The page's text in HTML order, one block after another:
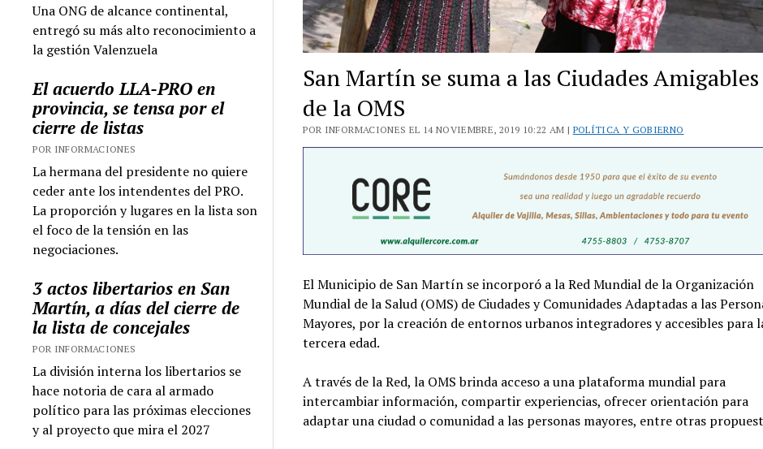
Una ONG de alcance continental,
entregó su más alto reconocimiento a
la gestión Valenzuela
El acuerdo LLA-PRO en
provincia, se tensa por el
cierre de listas
POR INFORMACIONES
La hermana del presidente no quiere
ceder ante los intendentes del PRO.
La proporción y lugares en la lista son
el foco de la tensión en las
negociaciones.
3 actos libertarios en San
Martín, a días del cierre de
la lista de concejales
POR INFORMACIONES
La división interna los libertarios se
hace notoria de cara al armado
político para las próximas elecciones
y al proyecto que mira el 2027
San Martín se suma a las Ciudades Amigables
de la OMS
POR INFORMACIONES EL 14 NOVIEMBRE, 2019 10:22 AM | POLÍTICA Y GOBIERNO
El Municipio de San Martín se incorporó a la Red Mundial de la Organización
Mundial de la Salud (OMS) de Ciudades y Comunidades Adaptadas a las
Mayores, por la creación de entornos urbanos integradores y accesibles para
tercera edad.
A través de la Red, la OMS brinda acceso a una plataforma mundial para
intercambiar información, compartir experiencias, ofrecer orientación para
adaptar una ciudad o comunidad a las personas mayores, entre otras